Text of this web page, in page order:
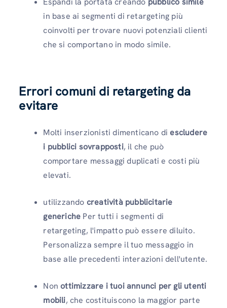
in base ai segmenti di retargeting più
coinvolti per trovare nuovi potenziali clienti
che si comportano in modo simile.
Errori comuni di retargeting da
evitare
Molti inserzionisti dimenticano diescludere
i pubblici sovrapposti, il che può
comportare messaggi duplicati e costi più
elevati.
utilizzando creatività pubblicitarie
generiche Per tutti i segmenti di
retargeting, l'impatto può essere diluito.
Personalizza sempre il tuo messaggio in
base alle precedenti interazioni dell'utente.
Nonottimizzare i tuoi annunci per gli utenti
mobili, che costituiscono la maggior parte